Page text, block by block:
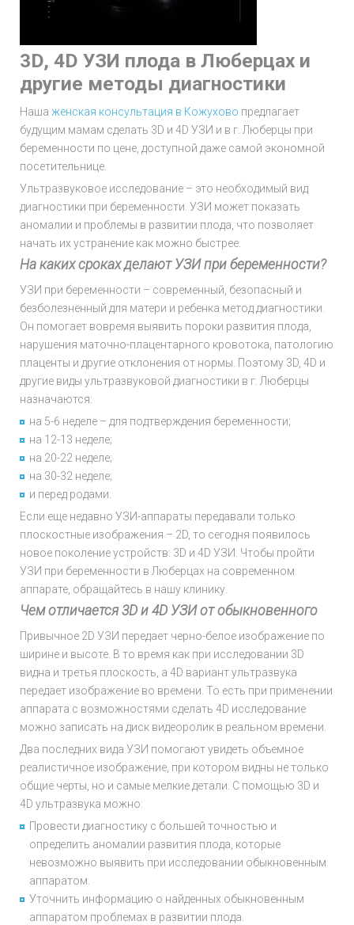
3D, 4D УЗИ плода в Люберцах и
другие методы диагностики
Наша женская консультация в Кожухово предлагает
будущим мамам сделать 3D и 4D УЗИ и в г. Люберцы при
беременности по цене, доступной даже самой экономной
посетительнице.
Ультразвуковое исследование – это необходимый вид
диагностики при беременности. УЗИ может показать
аномалии и проблемы в развитии плода, что позволяет
начать их устранение как можно быстрее.
На каких сроках делают УЗИ при беременности?
УЗИ при беременности – современный, безопасный и
безболезненный для матери и ребенка метод диагностики.
Он помогает вовремя выявить пороки развития плода,
нарушения маточно-плацентарного кровотока, патологию
плаценты и другие отклонения от нормы. Поэтому 3D, 4D и
другие виды ультразвуковой диагностики в г. Люберцы
назначаются:
на 5-6 неделе – для подтверждения беременности;
на 12-13 неделе;
на 20-22 неделе;
на 30-32 неделе;
и перед родами.
Если еще недавно УЗИ-аппараты передавали только
плоскостные изображения – 2D, то сегодня появилось
новое поколение устройств: 3D и 4D УЗИ. Чтобы пройти
УЗИ при беременности в Люберцах на современном
аппарате, обращайтесь в нашу клинику.
Чем отличается 3D и 4D УЗИ от обыкновенного
Привычное 2D УЗИ передает черно-белое изображение по
ширине и высоте. В то время как при исследовании 3D
видна и третья плоскость, а 4D вариант ультразвука
передает изображение во времени. То есть при применении
аппарата с возможностями сделать 4D исследование
можно записать на диск видеоролик в реальном времени.
Два последних вида УЗИ помогают увидеть объемное
реалистичное изображение, при котором видны не только
общие черты, но и самые мелкие детали. С помощью 3D и
4D ультразвука можно:
Провести диагностику с большей точностью и
определить аномалии развития плода, которые
невозможно выявить при исследовании обыкновенным
аппаратом.
Уточнить информацию о найденных обыкновенным
аппаратом проблемах в развитии плода.